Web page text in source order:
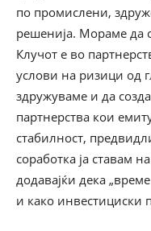
по промислени,
решенија. Мораме да
Клучот е во
услови на ризици од
здружуваме и да
партнерства кои
стабилност,
соработка ја ставам
додавајќи дека
и како инвестициски